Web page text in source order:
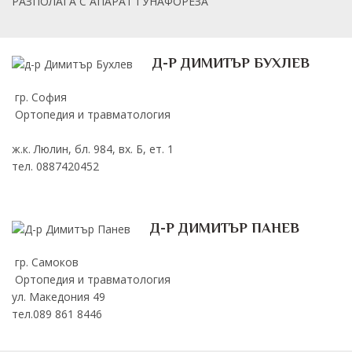
Д-Р ДИМИТЪР БУХЛЕВ
гр. София
Ортопедия и травматология
ж.к. Люлин, бл. 984, вх. Б, ет. 1
тел. 0887420452
Д-Р ДИМИТЪР ПАНЕВ
гр. Самоков
Ортопедия и травматология
ул. Македония 49
тел.089 861 8446